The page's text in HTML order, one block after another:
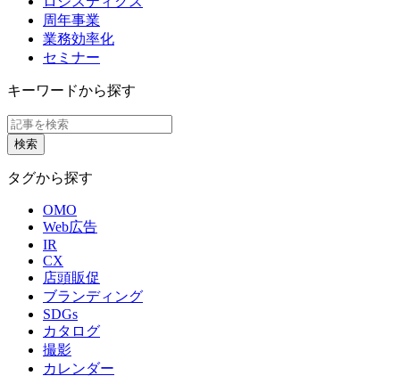
周年事業
業務効率化
セミナー
キーワードから探す
タグから探す
OMO
Web広告
IR
CX
店頭販促
ブランディング
SDGs
カタログ
撮影
カレンダー